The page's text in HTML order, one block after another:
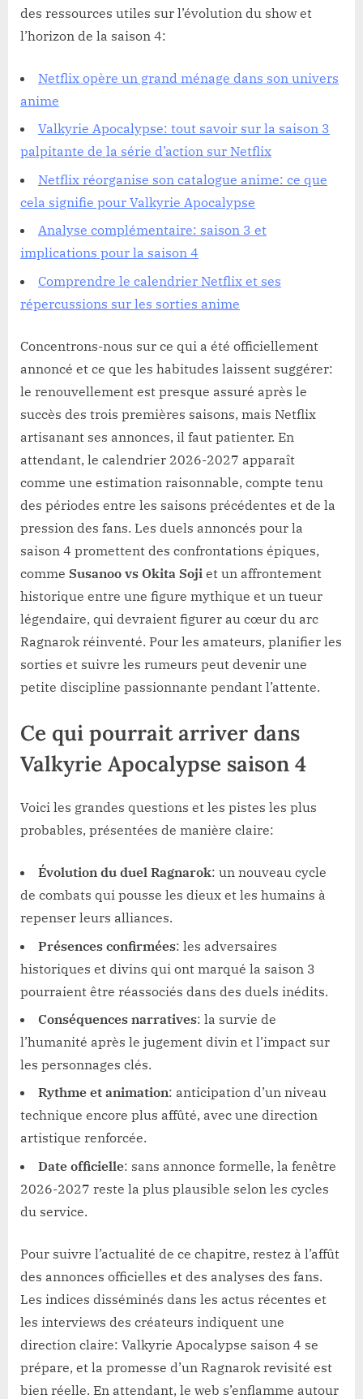
des ressources utiles sur l’évolution du show et
l’horizon de la saison 4:
Netflix opère un grand ménage dans son univers
anime
Valkyrie Apocalypse: tout savoir sur la saison 3
palpitante de la série d’action sur Netflix
Netflix réorganise son catalogue anime: ce que
cela signifie pour Valkyrie Apocalypse
Analyse complémentaire: saison 3 et
implications pour la saison 4
Comprendre le calendrier Netflix et ses
répercussions sur les sorties anime
Concentrons-nous sur ce qui a été officiellement
annoncé et ce que les habitudes laissent suggérer:
le renouvellement est presque assuré après le
succès des trois premières saisons, mais Netflix
artisanant ses annonces, il faut patienter. En
attendant, le calendrier 2026-2027 apparaît
comme une estimation raisonnable, compte tenu
des périodes entre les saisons précédentes et de la
pression des fans. Les duels annoncés pour la
saison 4 promettent des confrontations épiques,
comme Susanoo vs Okita Soji et un affrontement
historique entre une figure mythique et un tueur
légendaire, qui devraient figurer au cœur du arc
Ragnarok réinventé. Pour les amateurs, planifier les
sorties et suivre les rumeurs peut devenir une
petite discipline passionnante pendant l’attente.
Ce qui pourrait arriver dans
Valkyrie Apocalypse saison 4
Voici les grandes questions et les pistes les plus
probables, présentées de manière claire:
Évolution du duel Ragnarok: un nouveau cycle
de combats qui pousse les dieux et les humains à
repenser leurs alliances.
Présences confirmées: les adversaires
historiques et divins qui ont marqué la saison 3
pourraient être réassociés dans des duels inédits.
Conséquences narratives: la survie de
l’humanité après le jugement divin et l’impact sur
les personnages clés.
Rythme et animation: anticipation d’un niveau
technique encore plus affûté, avec une direction
artistique renforcée.
Date officielle: sans annonce formelle, la fenêtre
2026-2027 reste la plus plausible selon les cycles
du service.
Pour suivre l’actualité de ce chapitre, restez à l’affût
des annonces officielles et des analyses des fans.
Les indices disséminés dans les actus récentes et
les interviews des créateurs indiquent une
direction claire: Valkyrie Apocalypse saison 4 se
prépare, et la promesse d’un Ragnarok revisité est
bien réelle. En attendant, le web s’enflamme autour